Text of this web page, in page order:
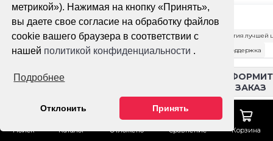
метрикой»). Нажимая на кнопку «Принять»,
вы даете свое согласие на обработку файлов
cookie вашего браузера в соответствии с
нашей политикой конфиденциальности .
Подробнее
Отклонить Принять
Поиск Каталог Отложено Сравнение Корзина
ГЛУШИТЕЛЬ В
СБОРЕ H4 MINI
ДВОЙНОЙ
Доставка
Как сделать заказ
Гарантия
Гарантия лучшей
Тех. поддержка
ЗАКАЗ
Кредит на